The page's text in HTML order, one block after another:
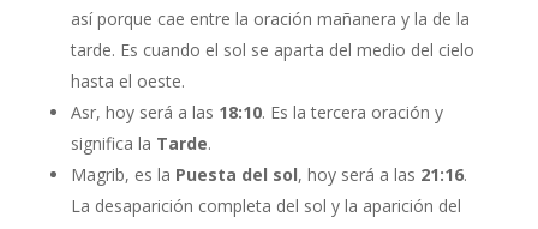
así porque cae entre la oración mañanera y la de la
tarde. Es cuando el sol se aparta del medio del cielo
hasta el oeste.
Asr, hoy será a las 18:10. Es la tercera oración y
significa la Tarde.
Magrib, es la Puesta del sol, hoy será a las 21:16.
La desaparición completa del sol y la aparición del